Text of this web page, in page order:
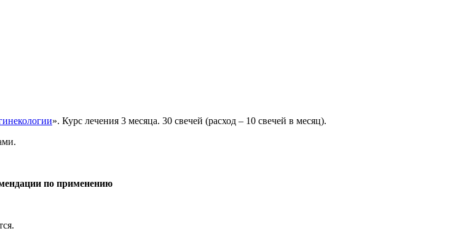
». Курс лечения 3 месяца. 30 свечей (расход – 10 свечей в месяц).
по применению